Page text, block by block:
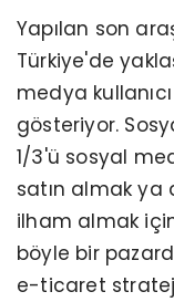
Yapılan son
Türkiye'de
medya
gösteriyor.
1/3'ü sosyal
satın almak ya
ilham almak
böyle bir
e-ticaret